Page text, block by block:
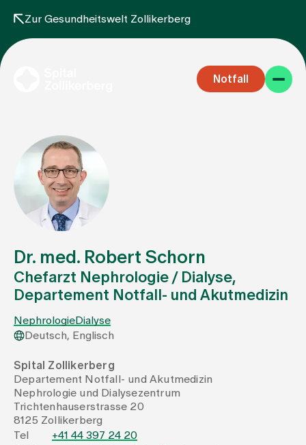
Zur Gesundheitswelt Zollikerberg
Notfall
Fachbereiche
Aufenthalt
Team
Zuweisende
Events
Über uns
Dr. med. Robert Schorn
Chefarzt Nephrologie / Dialyse,
Departement Notfall- und Akutmedizin
NephrologieDialyse
Deutsch, Englisch
Spital Zollikerberg
Departement Notfall- und Akutmedizin
Nephrologie und Dialysezentrum
Trichtenhauserstrasse 20
8125 Zollikerberg
Tel
+41 44 397 24 20